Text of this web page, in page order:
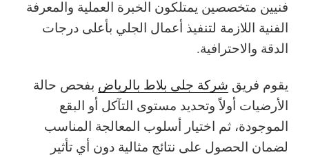
فنيين متخصصين يمتلكون الخبرة العملية والمعرفة
الفنية اللازمة لتنفيذ أعمال الجلي بأعلى درجات
الدقة والاحترافية.
يقوم فريق شركة جلي بلاط بالرياض بفحص حالة
الأرضيات أولاً وتحديد مستوى التآكل أو البقع
الموجودة، ثم اختيار أسلوب المعالجة المناسب
لضمان الحصول على نتائج مثالية دون أي تأثير